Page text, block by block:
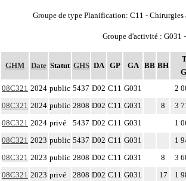
GHM Date Statut GHS DA GP GA BB BH
08C321 2024 public 5437 D02 C11 G031
2
08C321 2024 public 2808 D02 C11 G031 8
3
08C321 2024 privé 5437 D02 C11 G031
1
08C321 2023 public 5437 D02 C11 G031
1
08C321 2023 public 2808 D02 C11 G031 8
3
08C321 2023 privé 2808 D02 C11 G031 17
1
Groupe de type Planification: C11 -
Groupe d'activité : G031